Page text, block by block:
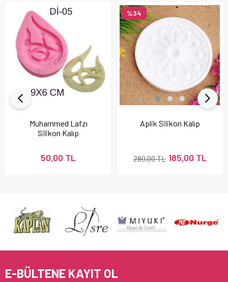
Muhammed Lafzı
Silikon Kalıp
50,00 TL
Aplik Silikon Kalıp
185,00 TL
280,00 TL
%34
E-BÜLTENE KAYIT OL